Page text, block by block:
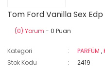
Tom Ford Vanilla Sex
(0) Yorum - 0 Puan
Kategori PARFÜM ,
Stok Kodu
2419